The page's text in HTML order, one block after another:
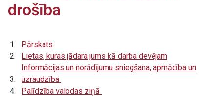
drošība
Pārskats
Lietas, kuras jādara jums kā darba devējam
Informācijas un norādījumu sniegšana, apmācība un
uzraudzība
Palīdzība valodas ziņā